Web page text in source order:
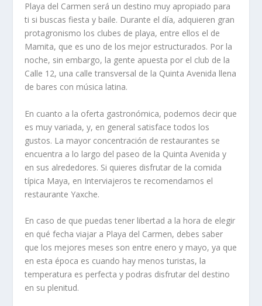
Playa del Carmen será un destino muy apropiado para
ti si buscas fiesta y baile. Durante el día, adquieren gran
protagronismo los clubes de playa, entre ellos el de
Mamita, que es uno de los mejor estructurados. Por la
noche, sin embargo, la gente apuesta por el club de la
Calle 12, una calle transversal de la Quinta Avenida llena
de bares con música latina.
En cuanto a la oferta gastronómica, podemos decir que
es muy variada, y, en general satisface todos los
gustos. La mayor concentración de restaurantes se
encuentra a lo largo del paseo de la Quinta Avenida y
en sus alrededores. Si quieres disfrutar de la comida
típica Maya, en Interviajeros te recomendamos el
restaurante Yaxche.
En caso de que puedas tener libertad a la hora de elegir
en qué fecha viajar a Playa del Carmen, debes saber
que los mejores meses son entre enero y mayo, ya que
en esta época es cuando hay menos turistas, la
temperatura es perfecta y podras disfrutar del destino
en su plenitud.